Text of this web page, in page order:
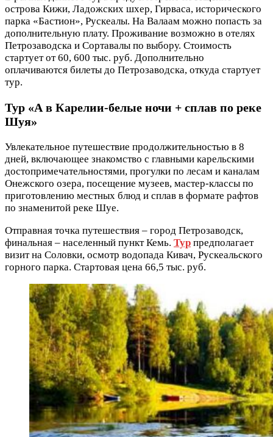
острова Кижи, Ладожских шхер, Гирваса, исторического
парка «Бастион», Рускеалы. На Валаам можно попасть за
дополнительную плату. Проживание возможно в отелях
Петрозаводска и Сортавалы по выбору. Стоимость
стартует от 60, 600 тыс. руб. Дополнительно
оплачиваются билеты до Петрозаводска, откуда стартует
тур.
Тур «А в Карелии-белые ночи + сплав по реке
Шуя»
Увлекательное путешествие продолжительностью в 8
дней, включающее знакомство с главными карельскими
достопримечательностями, прогулки по лесам и каналам
Онежского озера, посещение музеев, мастер-классы по
приготовлению местных блюд и сплав в формате рафтов
по знаменитой реке Шуе.
Отправная точка путешествия – город Петрозаводск,
финальная – населенный пункт Кемь. Тур предполагает
визит на Соловки, осмотр водопада Кивач, Рускеальского
горного парка. Стартовая цена 66,5 тыс. руб.